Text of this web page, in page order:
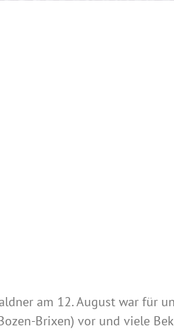
am 12. August war für
Brixen) vor und viele